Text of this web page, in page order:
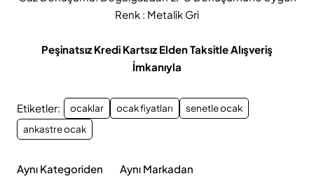
Renk : Metalik Gri
Peşinatsız Kredi Kartsız Elden Taksitle Alışveriş
İmkanıyla
Etiketler: ocaklar ocak fiyatları
senetle ocak
ankastre ocak
Aynı Kategoriden Aynı Markadan